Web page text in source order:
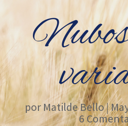
porMatilde Bello|
6